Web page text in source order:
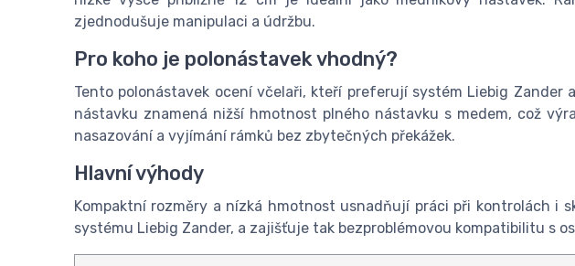
zjednodušuje manipulaci a údržbu.
Pro koho je polonástavek vhodný?
Tento polonástavek ocení včelaři, kteří preferují systém Liebig
nástavku znamená nižší hmotnost plného nástavku s medem, což
nasazování a vyjímání rámků bez zbytečných překážek.
Hlavní výhody
Kompaktní rozměry a nízká hmotnost usnadňují práci při kontrolách i
systému Liebig Zander, a zajišťuje tak bezproblémovou kompatibilitu s